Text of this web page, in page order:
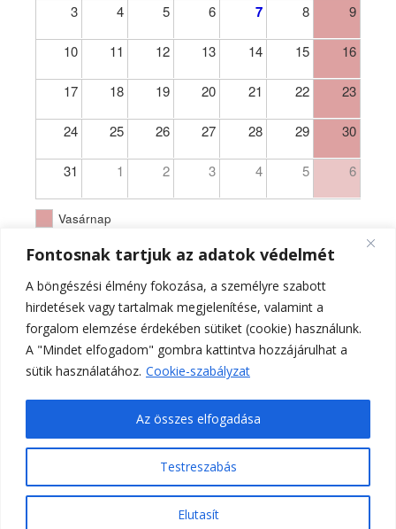
Fontosnak tartjuk az adatok védelmét
A böngészési élmény fokozása, a személyre szabott
hirdetések vagy tartalmak megjelenítése, valamint a
forgalom elemzése érdekében sütiket (cookie) használunk.
A "Mindet elfogadom" gombra kattintva hozzájárulhat a
sütik használatához. Cookie-szabályzat
Testreszabás
Elutasít
Az összes elfogadása
3 4 5 6 7 8 9
10 11 12 13 14 15 16
17 18 19 20 21 22 23
24 25 26 27 28 29 30
31 1 2 3 4 5 6
Vasárnap
Ferences Templom Pécs - PA - hivatalos oldala 2021.
Ashe a sablont készítette: